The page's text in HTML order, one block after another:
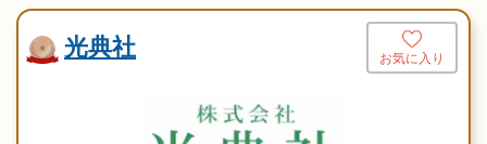
光典社 お気に入り